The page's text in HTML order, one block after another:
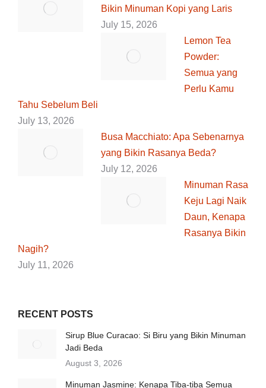
Bikin Minuman Kopi yang Laris
July 15, 2026
Lemon Tea
Powder:
Semua yang
Perlu Kamu
Tahu Sebelum Beli
July 13, 2026
Busa Macchiato: Apa Sebenarnya
yang Bikin Rasanya Beda?
July 12, 2026
Minuman Rasa
Keju Lagi Naik
Daun, Kenapa
Rasanya Bikin
Nagih?
July 11, 2026
RECENT POSTS
Sirup Blue Curacao: Si Biru yang Bikin Minuman
Jadi Beda
August 3, 2026
Minuman Jasmine: Kenapa Tiba-tiba Semua